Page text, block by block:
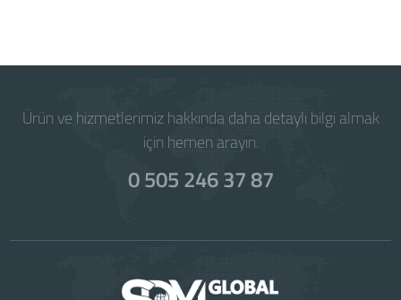
Ürün ve hizmetlerimiz hakkında daha detaylı bilgi almak
için hemen arayın.
0 505 246 37 87